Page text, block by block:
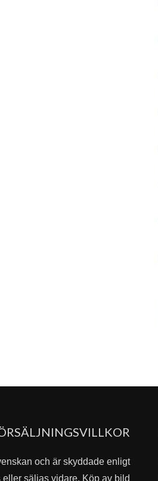
och är skyddade enligt
säljas vidare. Köp av bild